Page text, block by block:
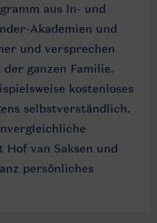
aus In- und
Akademien und
und versprechen
ganzen Familie.
kostenloses
selbstverständlich.
van Saksen und
persönliches